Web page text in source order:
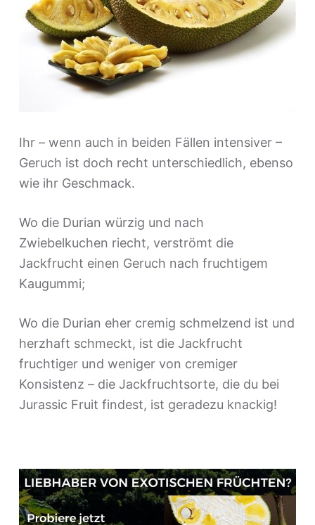
Ihr – wenn auch in beiden Fällen intensiver –
Geruch ist doch recht unterschiedlich, ebenso
wie ihr Geschmack.
Wo die Durian würzig und nach
Zwiebelkuchen riecht, verströmt die
Jackfrucht einen Geruch nach fruchtigem
Kaugummi;
Wo die Durian eher cremig schmelzend ist und
herzhaft schmeckt, ist die Jackfrucht
fruchtiger und weniger von cremiger
Konsistenz – die Jackfruchtsorte, die du bei
Jurassic Fruit findest, ist geradezu knackig!